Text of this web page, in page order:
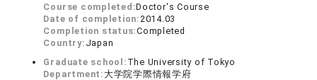
Course completed:Doctor's Course
Date of completion: 2014.03
Completion status:Completed
Country: Japan
Graduate school: The University of Tokyo
Department: 大学院学際情報学府